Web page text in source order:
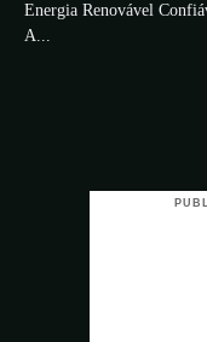
Energia Renovável
A...